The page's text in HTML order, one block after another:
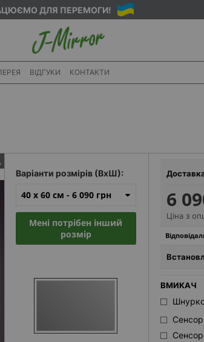
ДЛЯ ПЕРЕМОГИ!
ВІДГУКИ КОНТАКТИ
Варіанти розмірів (ВхШ):
40 x 60 см -6 090 грн
Мені потрібен інший
розмір
6
Ціна з
ВМИКАЧ